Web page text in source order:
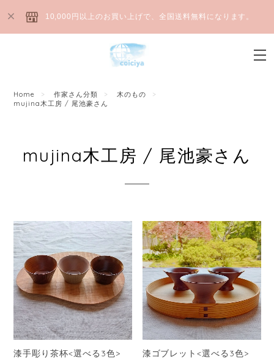
10,000円以上のお買い上げで、全国送料無料になります。
Home 作家さん分類
木のもの
mujina木工房 / 尾池豪さん
mujina木工房 / 尾池豪さん
漆手彫り茶杯<選べる3色>
漆ゴブレット<選べる3色>